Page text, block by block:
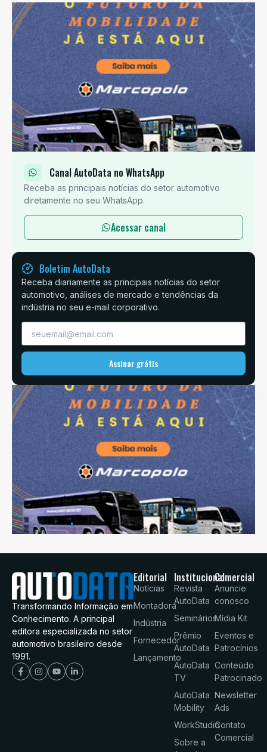
Canal AutoData no WhatsApp
Receba as principais notícias do setor automotivo
diretamente no seu WhatsApp.
Acessar canal
Boletim AutoData
Receba diariamente as principais notícias do setor
automotivo, análises de mercado e tendências da
indústria no seu e-mail corporativo.
Assinar grátis
Transformando Informação em
Conhecimento. A principal
editora especializada no setor
automotivo brasileiro desde
1991.
Editorial
Notícias
Montadora
Indústria
Fornecedor
Lançamento
Institucional
Revista
AutoData
Seminários
Prêmio
AutoData
AutoData
TV
AutoData
Mobility
WorkStudio
Sobre a
Comercial
Anuncie
conosco
Mídia Kit
Eventos e
Patrocínios
Conteúdo
Patrocinado
Newsletter
Ads
Contato
Comercial